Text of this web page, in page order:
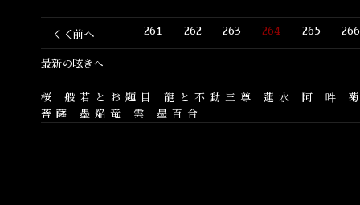
＜＜前へ 261 262 263 264 265 266
最新の呟きへ
桜 般若とお題目 龍と不動三尊 蓮水 阿 吽
菩薩
墨焔竜 雲 墨百合